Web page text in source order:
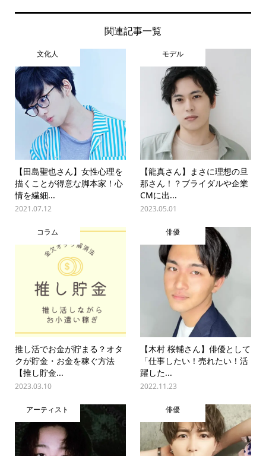
関連記事一覧
文化人
【田島聖也さん】女性心理を
描くことが得意な脚本家！心
情を繊細...
2021.07.12
モデル
【龍真さん】まさに理想の旦
那さん！？ブライダルや企業
CMに出...
2023.05.01
コラム
推し活でお金が貯まる？オタ
クが貯金・お金を稼ぐ方法
【推し貯金...
2023.03.10
俳優
【木村 桜輔さん】俳優として
「仕事したい！売れたい！活
躍した...
2022.11.23
アーティスト 俳優